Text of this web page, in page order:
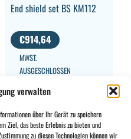
verwalten
über Ihr Gerät zu speichern
Ziel, das beste Erlebnis zu bieten und
zu diesen Technologien können wir
End shield set BS KM112
€914,64
MWST.
AUSGESCHLOSSEN